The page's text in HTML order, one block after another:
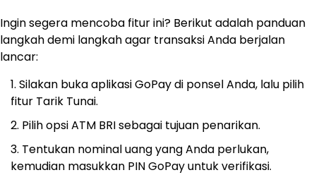
Ingin segera mencoba fitur ini? Berikut adalah panduan
langkah demi langkah agar transaksi Anda berjalan
lancar:
Silakan buka aplikasi GoPay di ponsel Anda, lalu pilih
fitur Tarik Tunai.
Pilih opsi ATM BRI sebagai tujuan penarikan.
Tentukan nominal uang yang Anda perlukan,
kemudian masukkan PIN GoPay untuk verifikasi.